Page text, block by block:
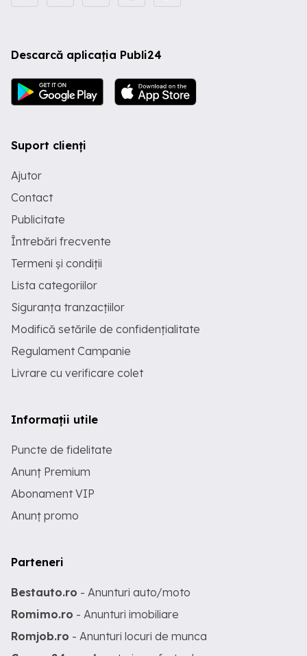
Descarcă aplicația Publi24
Suport clienți
Ajutor
Contact
Publicitate
Întrebări frecvente
Termeni și condiții
Lista categoriilor
Siguranța tranzacțiilor
Modifică setările de confidențialitate
Regulament Campanie
Livrare cu verificare colet
Informații utile
Puncte de fidelitate
Anunț Premium
Abonament VIP
Anunț promo
Parteneri
Bestauto.ro - Anunturi auto/moto
Romimo.ro - Anunturi imobiliare
Romjob.ro - Anunturi locuri de munca